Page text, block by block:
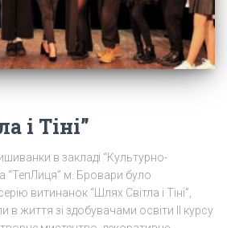
і Тіні”
в закладі “Культурно-
“ТепЛиця” м. Бровари було
витинанок “Шлях Світла і Тіні”,
в життя зі здобувачами освіти II курсу